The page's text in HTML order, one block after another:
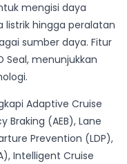
mengisi daya
listrik hingga peralatan
sumber daya. Fitur
menunjukkan
Adaptive Cruise
(AEB), Lane
Prevention (LDP),
Intelligent Cruise